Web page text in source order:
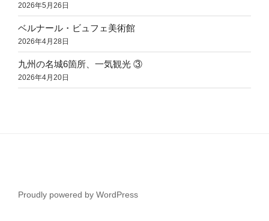
2026年5月26日
ベルナール・ビュフェ美術館
2026年4月28日
九州の名城6箇所、一気観光 ③
2026年4月20日
Proudly powered by WordPress